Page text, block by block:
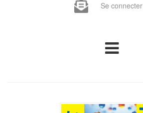
site
Se connecter